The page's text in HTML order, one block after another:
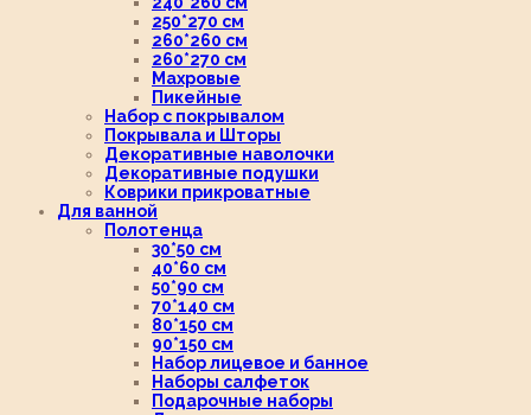
250*270 см
260*260 см
260*270 см
Махровые
Пикейные
Набор с покрывалом
Покрывала и Шторы
Декоративные наволочки
Декоративные подушки
Коврики прикроватные
Для ванной
Полотенца
30*50 см
40*60 см
50*90 см
70*140 см
80*150 см
90*150 см
Набор лицевое и банное
Наборы салфеток
Подарочные наборы